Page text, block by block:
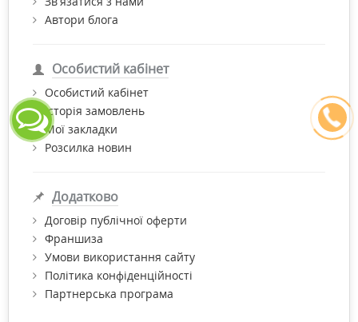
Автори блога
Особистий кабінет
Особистий кабінет
Історія замовлень
Мої закладки
Розсилка новин
Додатково
Договір публічної оферти
Франшиза
Умови використання сайту
Політика конфіденційності
Партнерська програма